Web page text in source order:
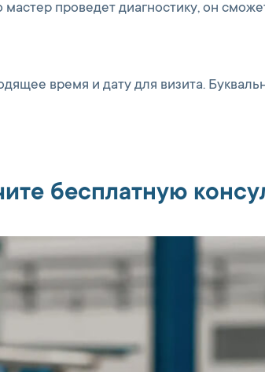
проведет диагностику, он
время и дату для визита.
бесплатную